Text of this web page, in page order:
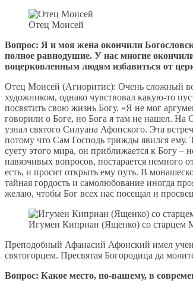
Отец Моисей
Вопрос: Я и моя жена окончили
полное равнодушие. У нас многие
воцерковленным людям избавиться от
Отец Моисей (Агиоритис): Очень сложный
художником, однако чувствовал какую-то
посвятить свою жизнь Богу. «Я не мог
говорили о Боге, но Бога я там не нашел. На
узнал святого Силуана Афонского. Эта
потому что Сам Господь трижды явился ему.
суету этого мира, он приближается к Богу –
навязчивых вопросов, постарается немного
есть, и просит открыть ему путь. В
тайная гордость и самолюбование иногда
желаю, чтобы Бог всех нас посещал и
Игумен Киприан (Ященко) со старцем
Преподобный Афанасий Афонский имел
святогорцем. Пресвятая Богородица да
Вопрос: Какое место, по-вашему, в